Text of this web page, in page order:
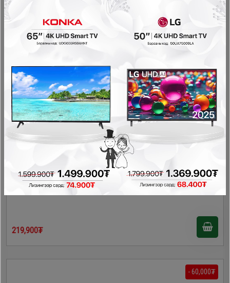
Homelux 60см хиншүү сорогч /HLTV28A60/
Хиншүү сорогч
219,900₮
- 60,000₮